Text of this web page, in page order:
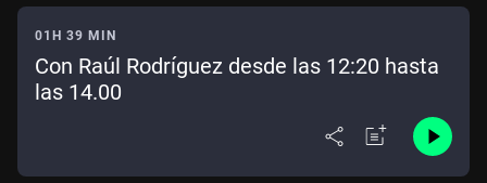
01H 39 MIN
Con Raúl Rodríguez desde las 12:20 hasta
las 14.00